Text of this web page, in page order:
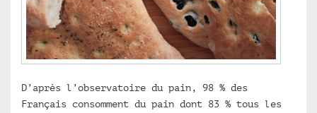
D’après l’observatoire du pain, 98 % des
Français consomment du pain dont 83 % tous les